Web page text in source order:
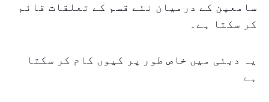
سامعین کے درمیان نئے قسم کے تعلقات قائم
کر سکتا ہے۔
یہ دبئی میں خاص طور پر کیوں کام کر سکتا
ہے